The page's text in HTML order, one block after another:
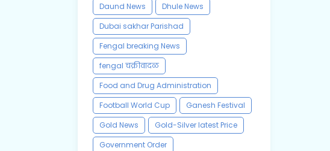
Daund News
Dhule News
Dubai sakhar Parishad
Fengal breaking News
fengal चक्रीवादळ
Food and Drug Administration
Football World Cup
Ganesh Festival
Gold News
Gold-Silver latest Price
Government Order